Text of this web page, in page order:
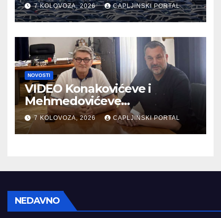
radnih mjesta
7 KOLOVOZA, 2026 CAPLJINSKI PORTAL
NOVOSTI
VIDEO Konakovićeve i
Mehmedovićeve
manipulacije ne osporavaju
zahtjeve Hrvata
7 KOLOVOZA, 2026 CAPLJINSKI PORTAL
NEDAVNO